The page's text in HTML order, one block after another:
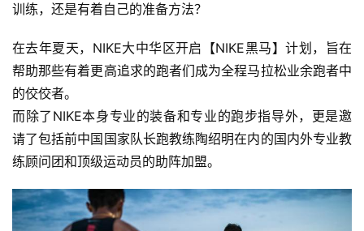
训练，还是有着自己的准备方法？
在去年夏天，NIKE大中华区开启【NIKE黑马】计划，旨在
帮助那些有着更高追求的跑者们成为全程马拉松业余跑者中
的佼佼者。
而除了NIKE本身专业的装备和专业的跑步指导外，更是邀
请了包括前中国国家队长跑教练陶绍明在内的国内外专业教
练顾问团和顶级运动员的助阵加盟。